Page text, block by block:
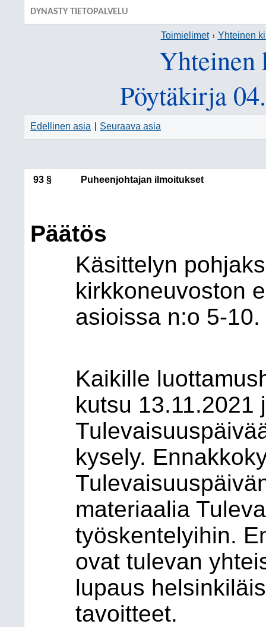
DYNASTY TIETOPALVELU
Toimielimet Yhteinen
Yhteinen
Pöytäkirja
Edellinen asia Seuraava asia
93 § Puheenjohtajan ilmoitukset
Päätös
Käsittelyn
kirkkoneuvoston
asioissa n:o 5-10.
Kaikille
kutsu 13.11.2021
kysely.
materiaalia
työskentelyihin.
ovat tulevan
lupaus
tavoitteet.